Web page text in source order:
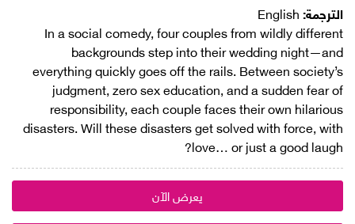
الترجمة:
In a social comedy, four couples from wildly different
backgrounds step into their wedding night—and
everything quickly goes off the rails. Between society’s
judgment, zero sex education, and a sudden fear of
responsibility, each couple faces their own hilarious
disasters. Will these disasters get solved with force, with
love… or just a good laugh?
يعرض الآن